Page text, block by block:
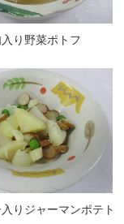
り野菜ポトフ
りジャーマンポテト